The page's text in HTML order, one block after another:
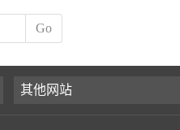
Go
其他网站